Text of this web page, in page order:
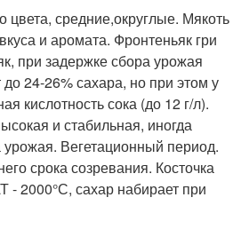
цвета, средние,округлые. Мякоть
и аромата. Фронтеньяк гри
при задержке сбора урожая
24-26% сахара, но при этом у
кислотность сока (до 12 г/л).
и стабильная, иногда
урожая. Вегетационный период.
срока созревания. Косточка
- 2000°С, сахар набирает при